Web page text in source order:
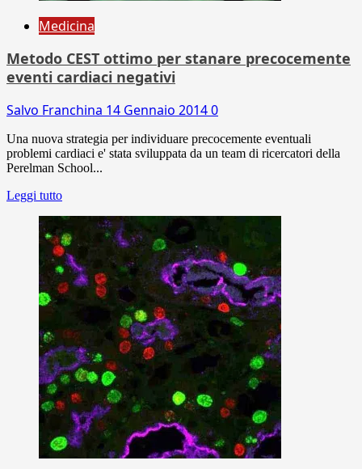
Medicina
Metodo CEST ottimo per stanare precocemente
eventi cardiaci negativi
Salvo Franchina 14 Gennaio 20140
Una nuova strategia per individuare precocemente eventuali
problemi cardiaci e' stata sviluppata da un team di ricercatori della
Perelman School...
Leggi tutto